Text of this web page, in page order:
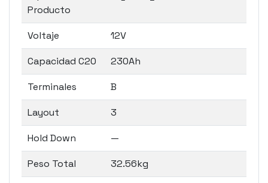
Producto
Voltaje 12V
Capacidad C20 230Ah
Terminales B
Layout 3
Hold Down —
Peso Total 32.56kg